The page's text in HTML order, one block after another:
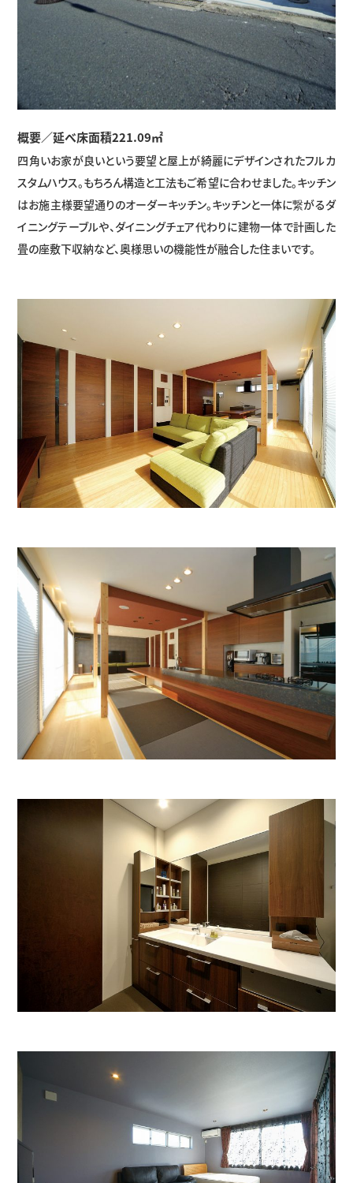
概要／延べ床面積221.09㎡
四角いお家が良いという要望と屋上が綺麗にデザインされたフルカ
スタムハウス。もちろん構造と工法もご希望に合わせました。キッチン
はお施主様要望通りのオーダーキッチン。キッチンと一体に繋がるダ
イニングテーブルや、ダイニングチェア代わりに建物一体で計画した
畳の座敷下収納など、奥様思いの機能性が融合した住まいです。